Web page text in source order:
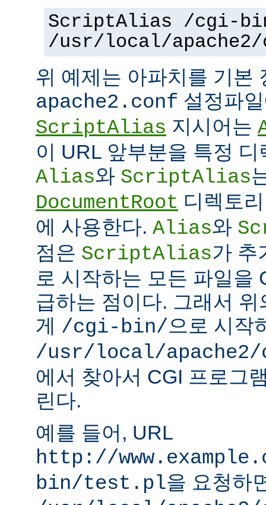
ScriptAlias /cgi-
/usr/local/
위 예제는 아파치를 기본
apache2.conf 설정파
ScriptAlias 지시어는
이 URL 앞부분을 특정
Alias와 ScriptAlias
DocumentRoot 디렉토
에 사용한다. Alias와
점은 ScriptAlias가 추
로 시작하는 모든 파일을
급하는 점이다. 그래서
게 /cgi-bin/으로 시작
/usr/local/
에서 찾아서 CGI 프로그
린다.
예를 들어, URL
http://
bin/test.pl을 요청하